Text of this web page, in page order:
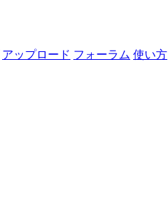
アップロード フォーラム 使い方